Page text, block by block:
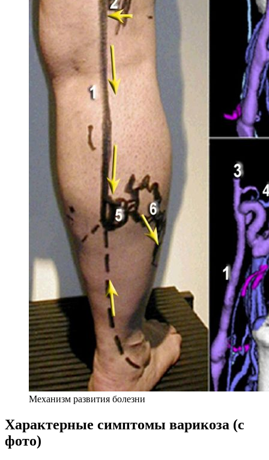
Механизм развития болезни
Характерные симптомы варикоза (с
фото)